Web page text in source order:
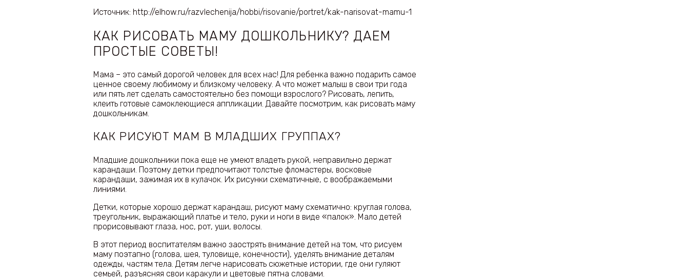
Источник: http://elhow.ru/razvlechenija/hobbi/risovanie/portret/kak-narisovat-mamu-1
КАК РИСОВАТЬ МАМУ ДОШКОЛЬНИКУ? ДАЕМ
ПРОСТЫЕ СОВЕТЫ!
Мама – это самый дорогой человек для всех нас! Для ребенка важно подарить самое
ценное своему любимому и близкому человеку. А что может малыш в свои три года
или пять лет сделать самостоятельно без помощи взрослого? Рисовать, лепить,
клеить готовые самоклеющиеся аппликации. Давайте посмотрим, как рисовать маму
дошкольникам.
КАК РИСУЮТ МАМ В МЛАДШИХ ГРУППАХ?
Младшие дошкольники пока еще не умеют владеть рукой, неправильно держат
карандаши. Поэтому детки предпочитают толстые фломастеры, восковые
карандаши, зажимая их в кулачок. Их рисунки схематичные, с воображаемыми
линиями.
Детки, которые хорошо держат карандаш, рисуют маму схематично: круглая голова,
треугольник, выражающий платье и тело, руки и ноги в виде «палок». Мало детей
прорисовывают глаза, нос, рот, уши, волосы.
В этот период воспитателям важно заострять внимание детей на том, что рисуем
маму поэтапно (голова, шея, туловище, конечности), уделять внимание деталям
одежды, частям тела. Детям легче нарисовать сюжетные истории, где они гуляют
семьей, разъясняя свои каракули и цветовые пятна словами.